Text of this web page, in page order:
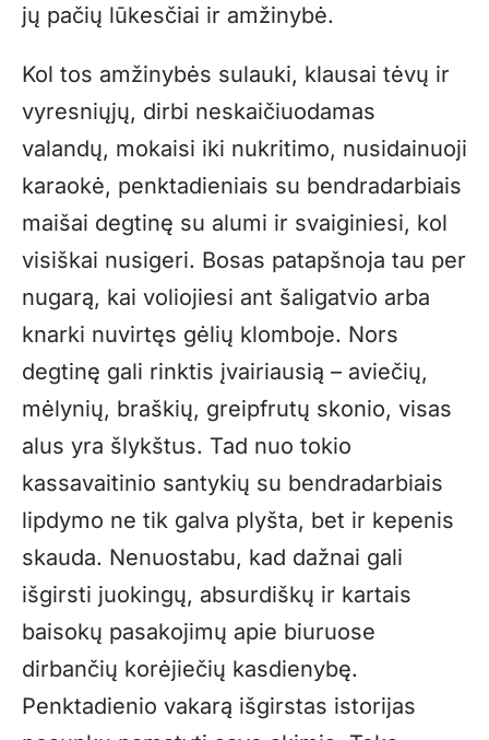
jų pačių lūkesčiai ir amžinybė.
Kol tos amžinybės sulauki, klausai tėvų ir
vyresniųjų, dirbi neskaičiuodamas
valandų, mokaisi iki nukritimo, nusidainuoji
karaokė, penktadieniais su bendradarbiais
maišai degtinę su alumi ir svaiginiesi, kol
visiškai nusigeri. Bosas patapšnoja tau per
nugarą, kai voliojiesi ant šaligatvio arba
knarki nuvirtęs gėlių klomboje. Nors
degtinę gali rinktis įvairiausią – aviečių,
mėlynių, braškių, greipfrutų skonio, visas
alus yra šlykštus. Tad nuo tokio
kassavaitinio santykių su bendradarbiais
lipdymo ne tik galva plyšta, bet ir kepenis
skauda. Nenuostabu, kad dažnai gali
išgirsti juokingų, absurdiškų ir kartais
baisokų pasakojimų apie biuruose
dirbančių korėjiečių kasdienybę.
Penktadienio vakarą išgirstas istorijas